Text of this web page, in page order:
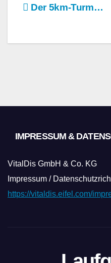
Der 5km-Turm…
IMPRESSUM &
VitalDis GmbH & Co. KG
Impressum /
https://vitaldis.eifel.com/